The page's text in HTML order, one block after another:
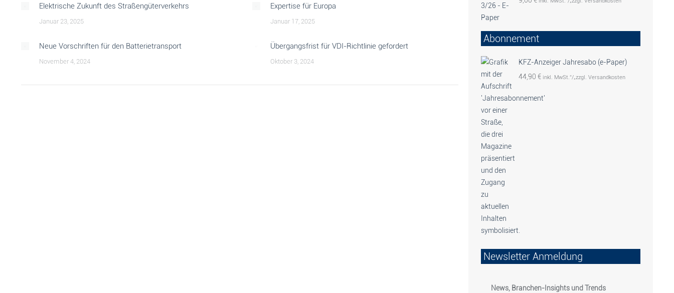
Elektrische Zukunft des Straßengüterverkehrs
Januar 23, 2025
Expertise für Europa
Januar 17, 2025
Neue Vorschriften für den Batterietransport
November 4, 2024
Übergangsfrist für VDI-Richtlinie gefordert
Oktober 3, 2024
Abonnement
KFZ-Anzeiger Jahresabo (e-Paper)
44,90 € inkl. MwSt.“/„zzgl. Versandkosten
Newsletter Anmeldung
News, Branchen-Insights und Trends